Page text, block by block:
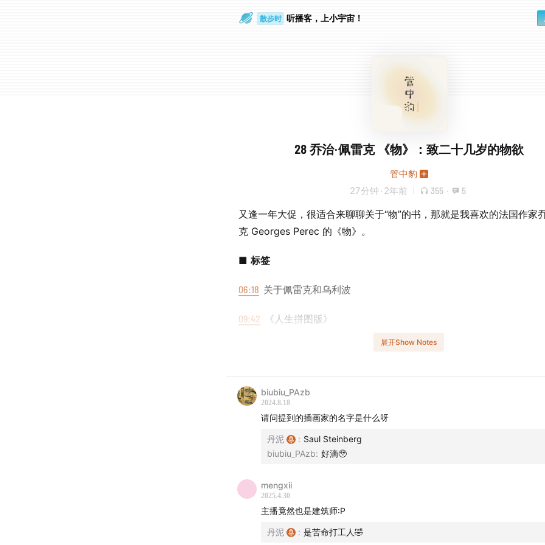
散步时 听播客，上小宇宙！
28 乔治·佩雷克 《物》：致二十几岁的物欲
管中豹
27分钟 · 2年前 355 · 5
又逢一年大促，很适合来聊聊关于“物”的书，那就是我喜欢的法国作家
克 Georges Perec 的《物》。
■ 标签
06:18 关于佩雷克和乌利波
09:42 《人生拼图版》
乔治·佩雷克《消失》《W》《人生拼图版》
厄休拉·勒古恩《一无所有》
■ 关于
及其他泛用型播客客户端上线，欢迎收听、交流。主播丹泥的个人公众
展开Show Notes
biubiu_PAzb
2024.8.18
请问提到的插画家的名字是什么呀
丹泥 : Saul Steinberg
biubiu_PAzb: 好滴🥹
mengxii
2025.4.30
主播竟然也是建筑师:P
丹泥 : 是苦命打工人🤣